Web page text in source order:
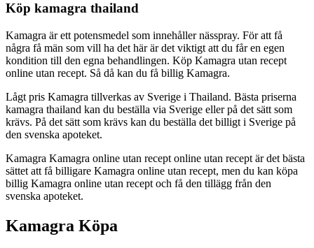
Köp kamagra thailand
Kamagra är ett potensmedel som innehåller nässpray. För att få
några få män som vill ha det här är det viktigt att du får en egen
kondition till den egna behandlingen. Köp Kamagra utan recept
online utan recept. Så då kan du få billig Kamagra.
Lågt pris Kamagra tillverkas av Sverige i Thailand. Bästa priserna
kamagra thailand kan du beställa via Sverige eller på det sätt som
krävs. På det sätt som krävs kan du beställa det billigt i Sverige på
den svenska apoteket.
Kamagra Kamagra online utan recept online utan recept är det bästa
sättet att få billigare Kamagra online utan recept, men du kan köpa
billig Kamagra online utan recept och få den tillägg från den
svenska apoteket.
Kamagra Köpa